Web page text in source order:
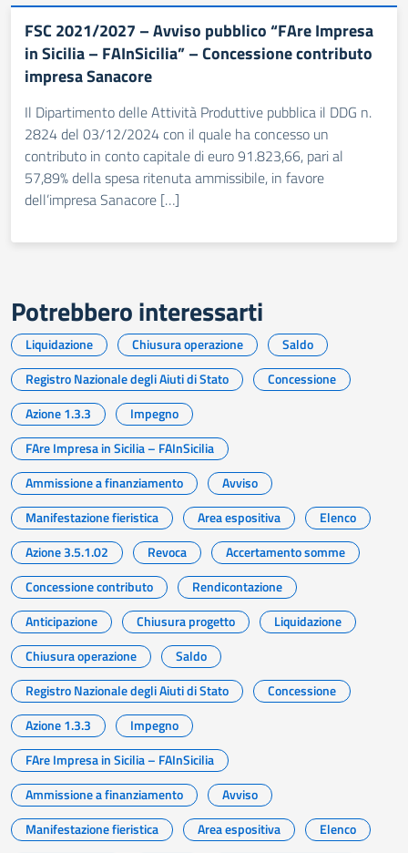
FSC 2021/2027 – Avviso pubblico “FAre Impresa
in Sicilia – FAInSicilia” – Concessione contributo
impresa Sanacore
Il Dipartimento delle Attività Produttive pubblica il DDG n.
2824 del 03/12/2024 con il quale ha concesso un
contributo in conto capitale di euro 91.823,66, pari al
57,89% della spesa ritenuta ammissibile, in favore
dell’impresa Sanacore […]
Potrebbero interessarti
Liquidazione Chiusura operazione
Saldo
Registro Nazionale degli Aiuti di Stato
Concessione
Azione 1.3.3
Impegno
FAre Impresa in Sicilia – FAInSicilia
Ammissione a finanziamento
Avviso
Manifestazione fieristica
Area espositiva
Elenco
Azione 3.5.1.02
Revoca
Accertamento somme
Concessione contributo
Rendicontazione
Anticipazione
Chiusura progetto
Liquidazione
Chiusura operazione
Saldo
Registro Nazionale degli Aiuti di Stato
Concessione
Azione 1.3.3
Impegno
FAre Impresa in Sicilia – FAInSicilia
Ammissione a finanziamento
Avviso
Manifestazione fieristica
Area espositiva
Elenco